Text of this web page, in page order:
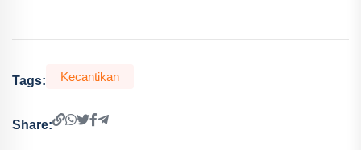
Tags: Kecantikan
Share: